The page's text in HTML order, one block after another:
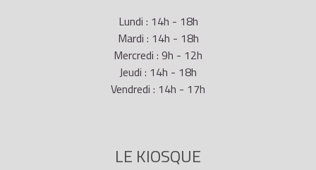
Lundi : 14h - 18h
Mardi : 14h - 18h
Mercredi : 9h - 12h
Jeudi : 14h - 18h
Vendredi : 14h - 17h
LE KIOSQUE